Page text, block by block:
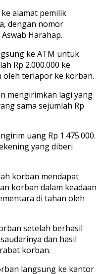
alamat pemilik
dengan nomor
Harahap.
ke ATM untuk
Rp 2.000.000 ke
terlapor ke korban.
mengirimkan lagi yang
sama sejumlah Rp
uang Rp 1.475.000.
yang diberi
korban mendapat
korban dalam keadaan
di tahan oleh
setelah berhasil
dan hasil
korban.
langsung ke kantor